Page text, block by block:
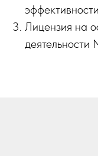
Лицензия на